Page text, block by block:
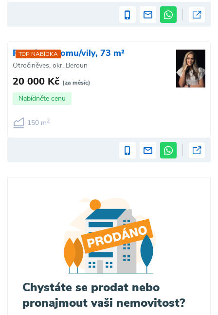
TOP NABÍDKA
Pronájem domu/vily, 73 m²
Otročiněves, okr. Beroun
20 000 Kč (za měsíc)
Nabídněte cenu
150 m2
Chystáte se prodat nebo
pronajmout vaši nemovitost?